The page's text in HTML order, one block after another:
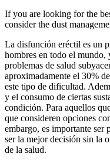
If you are looking for the
consider the dust
La disfunción eréctil es un
hombres en todo el mundo,
problemas de salud
aproximadamente el 30%
este tipo de dificultad.
y el consumo de ciertas
condición. Para aquellos
que consideren opciones
embargo, es importante
ser la mejor decisión sin la
de la salud.